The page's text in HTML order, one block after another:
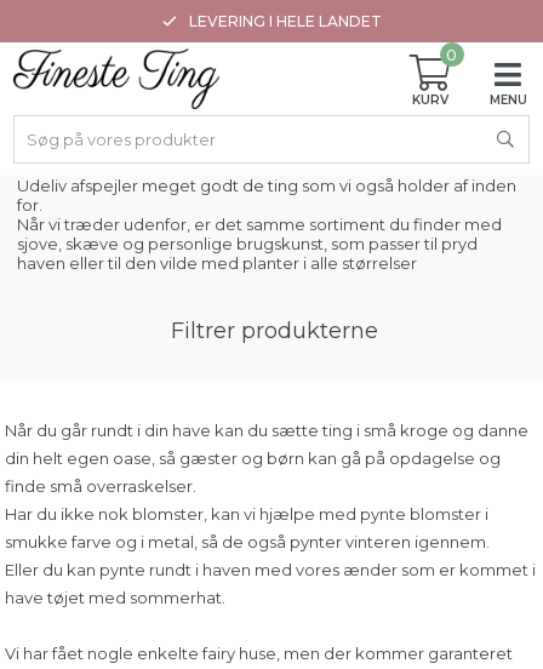
LEVERING I HELE LANDET
0
Udeliv afspejler meget godt de ting som vi også holder af inden
for.
Når vi træder udenfor, er det samme sortiment du finder med
sjove, skæve og personlige brugskunst, som passer til pryd
haven eller til den vilde med planter i alle størrelser
Filtrer produkterne
Når du går rundt i din have kan du sætte ting i små kroge og danne
din helt egen oase, så gæster og børn kan gå på opdagelse og
finde små overraskelser.
Har du ikke nok blomster, kan vi hjælpe med pynte blomster i
smukke farve og i metal, så de også pynter vinteren igennem.
Eller du kan pynte rundt i haven med vores ænder som er kommet i
have tøjet med sommerhat.
Vi har fået nogle enkelte fairy huse, men der kommer garanteret